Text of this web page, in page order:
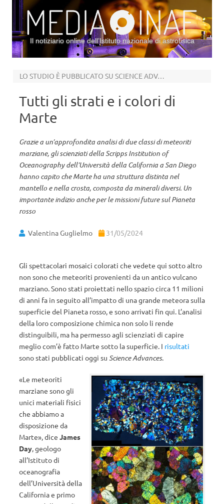
Il notiziario online dell’Istituto nazionale di astrofisica
LO STUDIO È PUBBLICATO SU SCIENCE ADVANCES
Tutti gli strati e i colori di
Marte
Grazie a un’approfondita analisi di due classi di meteoriti
marziane, gli scienziati della Scripps Institution of
Oceanography dell’Università della California a San Diego
hanno capito che Marte ha una struttura distinta nel
mantello e nella crosta, composta da minerali diversi. Un
importante indizio anche per le missioni future sul Pianeta
rosso
Valentina Guglielmo 31/05/2024
Gli spettacolari mosaici colorati che vedete qui sotto altro
non sono che meteoriti provenienti da un antico vulcano
marziano. Sono stati proiettati nello spazio circa 11 milioni
di anni fa in seguito all’impatto di una grande meteora sulla
superficie del Pianeta rosso, e sono arrivati fin qui. L’analisi
della loro composizione chimica non solo li rende
distinguibili, ma ha permesso agli scienziati di capire
meglio com’è fatto Marte sotto la superficie. I risultati
sono stati pubblicati oggi su Science Advances.
«Le meteoriti
marziane sono gli
unici materiali fisici
che abbiamo a
disposizione da
Marte», dice James
Day, geologo
all’Istituto di
oceanografia
dell’Università della
California e primo